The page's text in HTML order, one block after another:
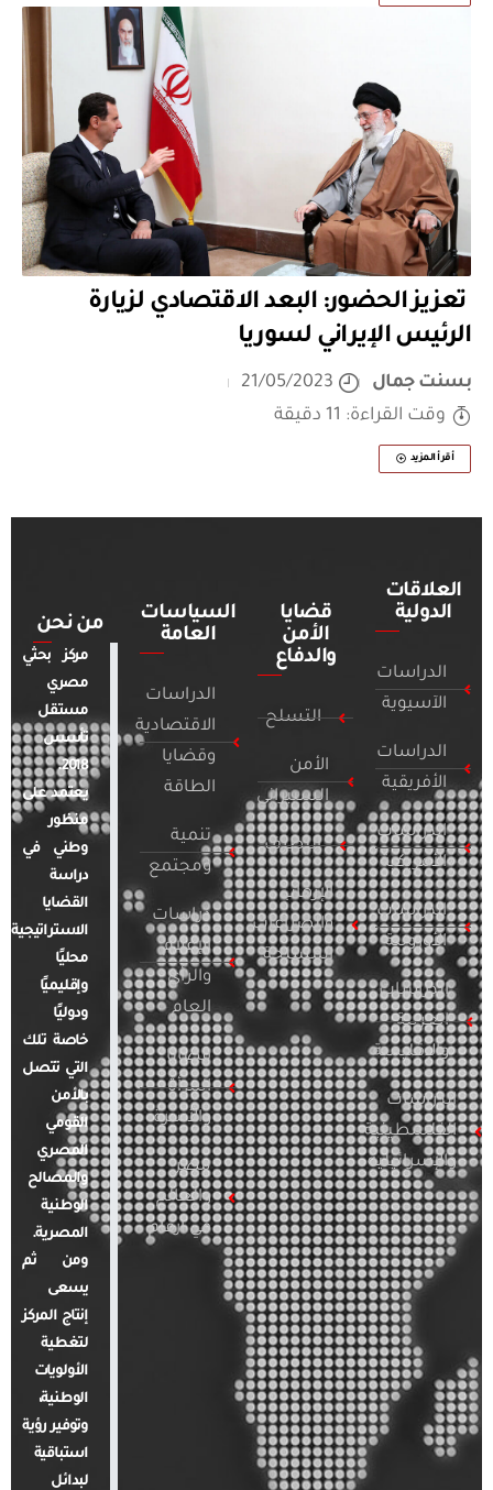
تعزيز الحضور: البعد الاقتصادي لزيارة
الرئيس الإيراني لسوريا
بسنت جمال
21/05/2023
وقت القراءة: 11 دقيقة
أقرأ المزيد
العلاقات
الدولية
الدراسات
الآسيوية
الدراسات
الأفريقية
الدراسات
الأمريكية
الدراسات
الأوروبية
الدراسات
العربية
والإقليمية
الدراسات
الفلسطينية
والإسرائيلية
قضايا
الأمن
والدفاع
التسلح
الأمن
السيبراني
التطرف
الإرهاب
والصراعات
المسلحة
السياسات
العامة
الدراسات
الاقتصادية
وقضايا
الطاقة
تنمية
ومجتمع
دراسات
الإعلام
والرأي
العام
قضايا
المرأة
والأسرة
مصر
والعالم
في أرقام
من نحن
مركز بحثي
مصري
مستقل
تأسس
2018.
يعتمد على
منظور
وطني في
دراسة
القضايا
الاستراتيجية
محليًا
وإقليميًا
ودوليًا
خاصة تلك
التي تتصل
بالأمن
القومي
المصري
والمصالح
الوطنية
المصرية.
ومن ثم
يسعى
إنتاج المركز
لتغطية
الأولويات
الوطنية،
وتوفير رؤية
استباقية
لبدائل